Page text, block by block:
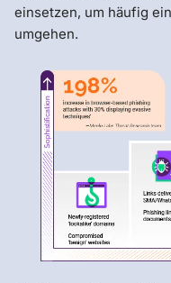
einsetzen, um häufig
umgehen.